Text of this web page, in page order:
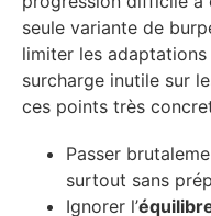
seule variante de
limiter les
surcharge inutile sur
ces points très
Passer
surtout sans
Ignorer l’